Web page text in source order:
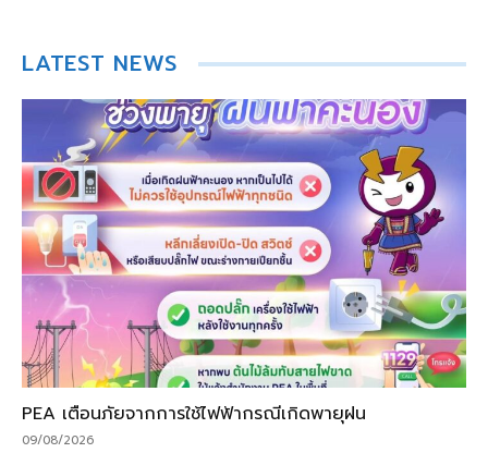
LATEST NEWS
PEA เตือนภัยจากการใช้ไฟฟ้ากรณีเกิดพายุฝน
09/08/2026